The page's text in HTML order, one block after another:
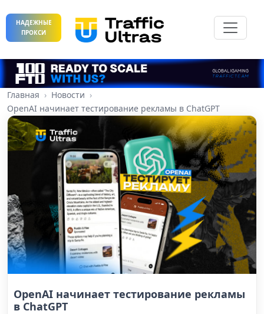
НАДЕЖНЫЕ
ПРОКСИ
Главная
Новости
OpenAI начинает тестирование рекламы в ChatGPT
OpenAI начинает тестирование рекламы
в ChatGPT